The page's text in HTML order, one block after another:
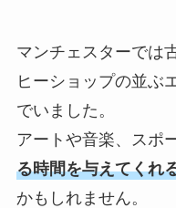
マンチェスターでは
ヒーショップの並ぶ
でいました。
アートや音楽、スポ
る時間を与えてくれ
かもしれません。